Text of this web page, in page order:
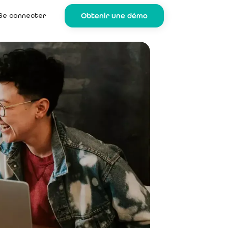
connecter Obtenir une démo